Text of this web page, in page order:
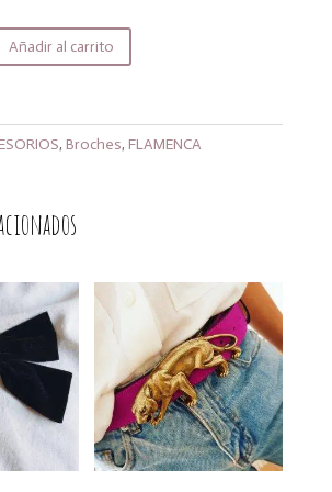
actual
es:
Añadir al carrito
, Broches, FLAMENCA